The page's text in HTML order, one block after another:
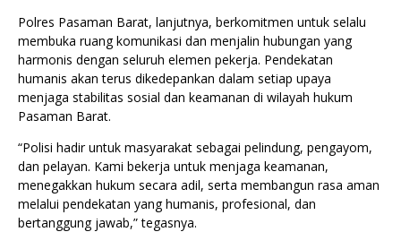
Polres Pasaman Barat, lanjutnya, berkomitmen untuk selalu
membuka ruang komunikasi dan menjalin hubungan yang
harmonis dengan seluruh elemen pekerja. Pendekatan
humanis akan terus dikedepankan dalam setiap upaya
menjaga stabilitas sosial dan keamanan di wilayah hukum
Pasaman Barat.
“Polisi hadir untuk masyarakat sebagai pelindung, pengayom,
dan pelayan. Kami bekerja untuk menjaga keamanan,
menegakkan hukum secara adil, serta membangun rasa aman
melalui pendekatan yang humanis, profesional, dan
bertanggung jawab,” tegasnya.